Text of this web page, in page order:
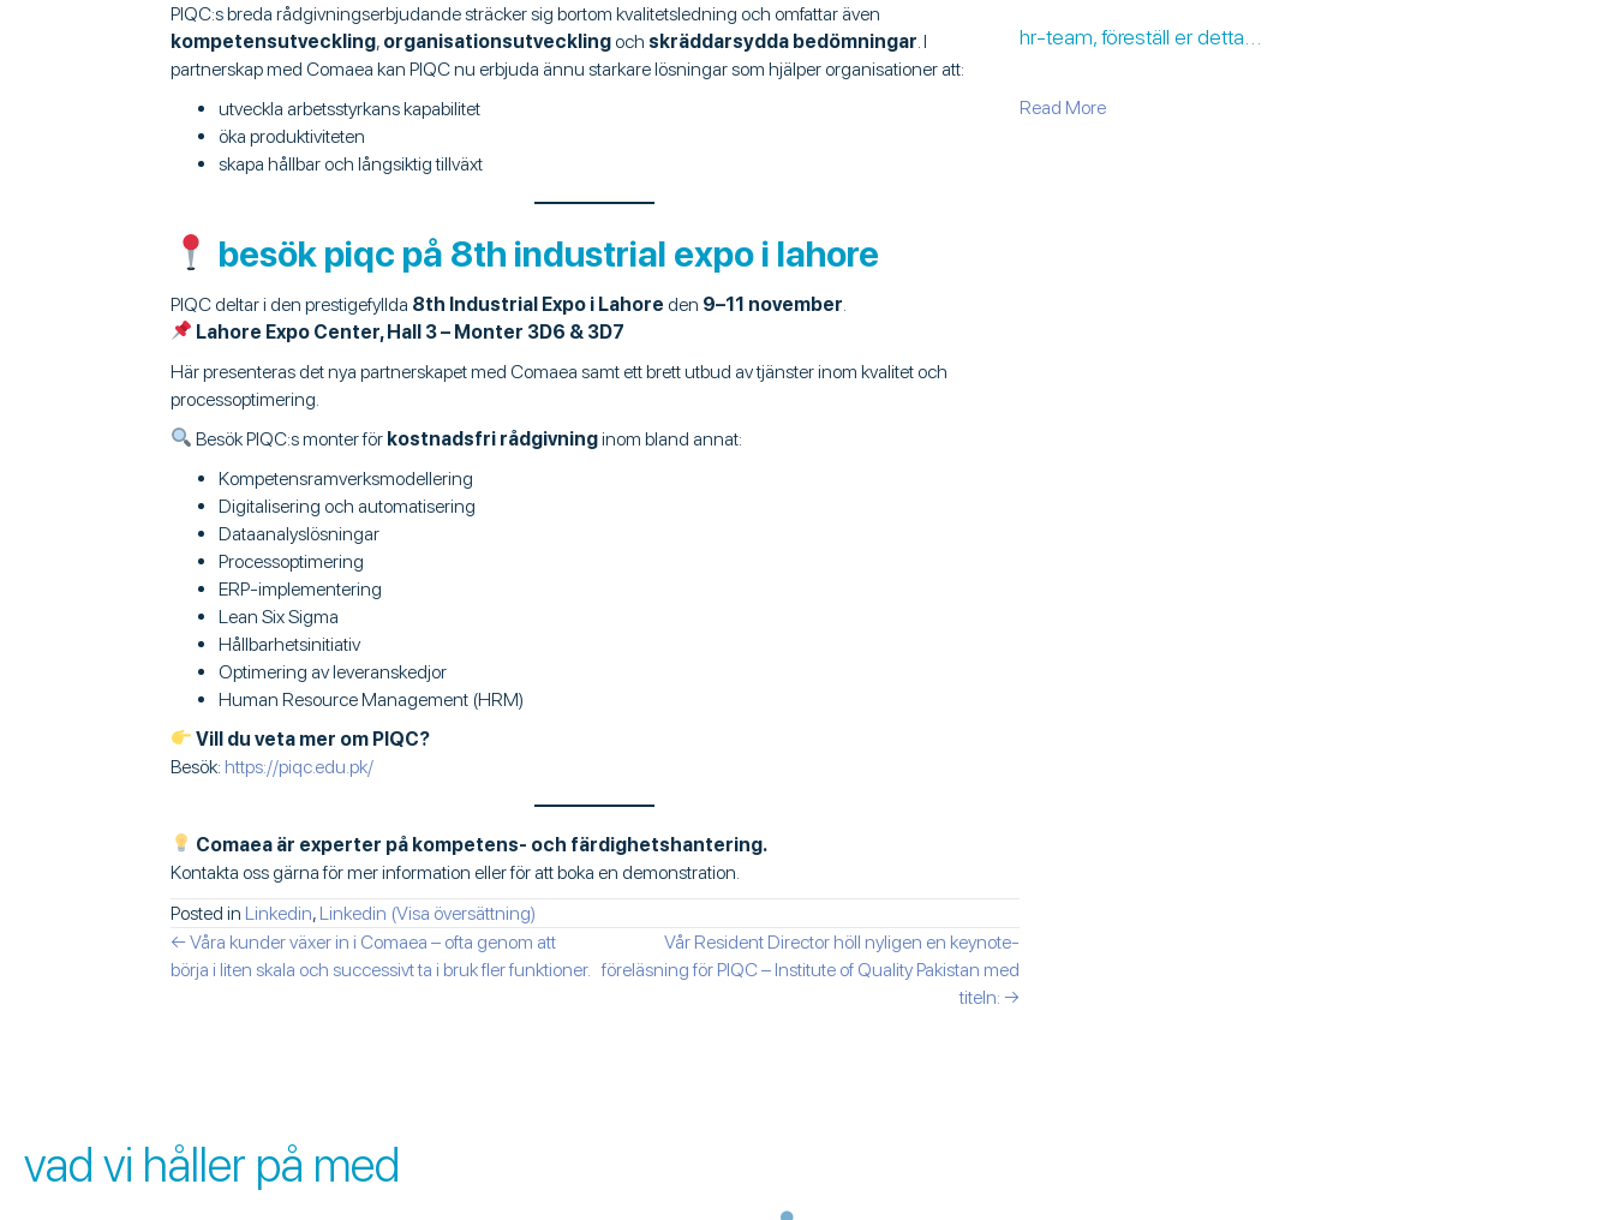
PIQC:s breda rådgivningserbjudande sträcker sig bortom kvalitetsledning och omfattar även
kompetensutveckling, organisationsutveckling och skräddarsydda bedömningar. I
partnerskap med Comaea kan PIQC nu erbjuda ännu starkare lösningar som hjälper organisationer att:
utveckla arbetsstyrkans kapabilitet
öka produktiviteten
skapa hållbar och långsiktig tillväxt
besök piqc på 8th industrial expo i lahore
PIQC deltar i den prestigefyllda 8th Industrial Expo i Lahore den 9–11 november.
Lahore Expo Center, Hall 3 – Monter 3D6 & 3D7
Här presenteras det nya partnerskapet med Comaea samt ett brett utbud av tjänster inom kvalitet och
processoptimering.
Besök PIQC:s monter för kostnadsfri rådgivninginom bland annat:
Kompetensramverksmodellering
Digitalisering och automatisering
Dataanalyslösningar
Processoptimering
ERP-implementering
Lean Six Sigma
Hållbarhetsinitiativ
Optimering av leveranskedjor
Human Resource Management (HRM)
Vill du veta mer om PIQC?
Besök: https://piqc.edu.pk/
Comaea är experter på kompetens- och färdighetshantering.
Kontakta oss gärna för mer information eller för att boka en demonstration.
Posted in Linkedin, Linkedin (Visa översättning)
posts
← Våra kunder växer in i Comaea – ofta genom att
börja i liten skala och successivt ta i bruk fler funktioner.
Vår Resident Director höll nyligen en keynote-
föreläsning för PIQC – Institute of Quality Pakistan med
titeln: →
hr-team, föreställ er detta…
Read Moreabout HR-team, föreställ er detta…
vad vi håller på med